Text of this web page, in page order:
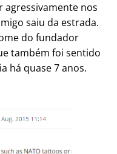
agressivamente nos
saiu da estrada.
do fundador
também foi sentido
há quase 7 anos.